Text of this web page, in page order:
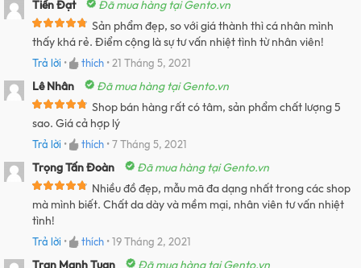
Tiến Đạt
Đã mua hàng tại Gento.vn
Sản phẩm đẹp, so với giá thành thì cá nhân mình
thấy khá rẻ. Điểm cộng là sự tư vấn nhiệt tình từ nhân viên!
Trả lời • thích •21 Tháng 5, 2021
Lê Nhân
Đã mua hàng tại Gento.vn
Shop bán hàng rất có tâm, sản phẩm chất lượng 5
sao. Giá cả hợp lý
Trả lời • thích •7 Tháng 5, 2021
Trọng Tấn Đoàn
Đã mua hàng tại Gento.vn
Nhiều đồ đẹp, mẫu mã đa dạng nhất trong các shop
mà mình biết. Chất da dày và mềm mại, nhân viên tư vấn nhiệt
tình!
Trả lời • thích •19 Tháng 2, 2021